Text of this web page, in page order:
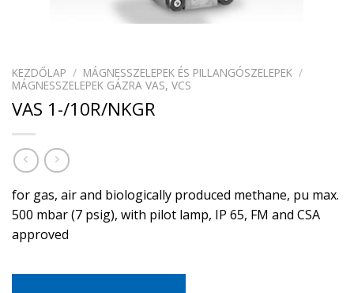
KEZDŐLAP / MÁGNESSZELEPEK ÉS PILLANGÓSZELEPEK /
MÁGNESSZELEPEK GÁZRA VAS, VCS
VAS 1-/10R/NKGR
for gas, air and biologically produced methane, pu max.
500 mbar (7 psig), with pilot lamp, IP 65, FM and CSA
approved